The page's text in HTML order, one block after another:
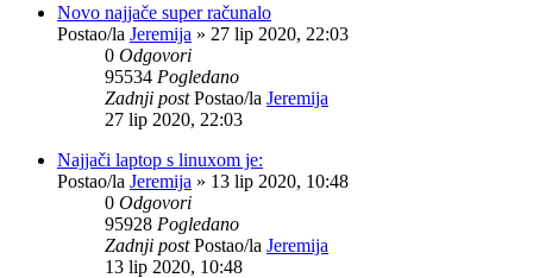
Novo najjače super računalo
Postao/la Jeremija » 27 lip 2020, 22:03
0 Odgovori
95534 Pogledano
Zadnji postPostao/la Jeremija
27 lip 2020, 22:03
Najjači laptop s linuxom je:
Postao/la Jeremija » 13 lip 2020, 10:48
0 Odgovori
95928 Pogledano
Zadnji postPostao/la Jeremija
13 lip 2020, 10:48